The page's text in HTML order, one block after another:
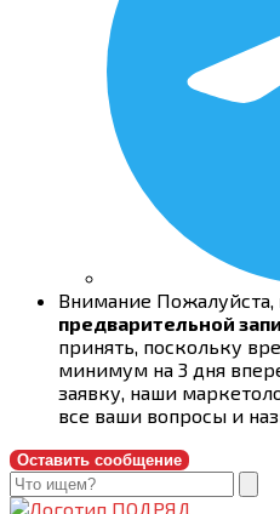
Внимание Пожалуйста,
предварительной
принять, поскольку
минимум на 3 дня
заявку, наши
все ваши вопросы и
Оставить сообщение